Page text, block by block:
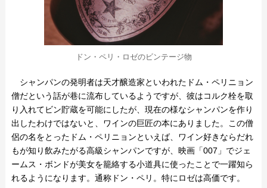
ドン・ペリ・ロゼのビンテージ物
シャンパンの発明者は天才醸造家といわれたドム・ペリニョン
僧だという話が巷に流布しているようですが、彼はコルク栓を取
り入れてビン貯蔵を可能にしたが、現在の様なシャンパンを作り
出したわけではないと、ワインの巨匠の本にありました。この僧
侶の名をとったドム・ペリニョンといえば、ワイン好きならだれ
もが知り飲みたがる高級シャンパンですが、映画「007」でジェ
ームス・ボンドが美女を籠絡する小道具に使ったことで一躍知ら
れるようになります。通称ドン・ペリ。特にロゼは高価です。